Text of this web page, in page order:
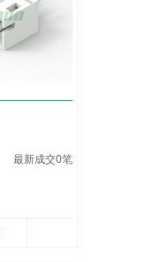
最新成交0笔